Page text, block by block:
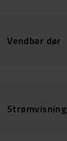
Vendbar dør
Strømvisning